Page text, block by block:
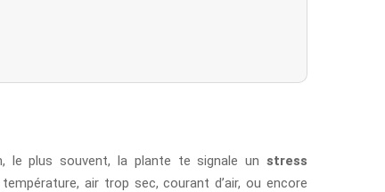
le plus souvent, la plante te signale unstress
air trop sec, courant d’air, ou encore